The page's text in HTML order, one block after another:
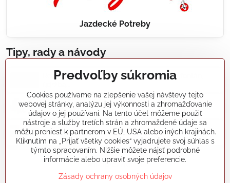
Jazdecké Potreby
Tipy, rady a návody
Realizácie záhradných jazierok, bazénov, fontán,
Články a blogy
Rady a návody
koikapre/?ref=hl
Predvoľby súkromia
Cookies používame na zlepšenie vašej návštevy tejto
webovej stránky, analýzu jej výkonnosti a zhromažďovanie
údajov o jej používaní. Na tento účel môžeme použiť
nástroje a služby tretích strán a zhromaždené údaje sa
môžu preniesť k partnerom v EÚ, USA alebo iných krajinách.
Kliknutím na „Prijať všetky cookies“ vyjadrujete svoj súhlas s
týmto spracovaním. Nižšie môžete nájsť podrobné
informácie alebo upraviť svoje preferencie.
Zásady ochrany osobných údajov